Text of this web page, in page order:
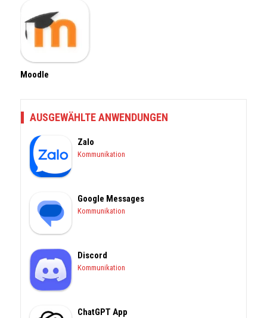
Moodle
AUSGEWÄHLTE ANWENDUNGEN
Zalo
Kommunikation
Google Messages
Kommunikation
Discord
Kommunikation
ChatGPT App